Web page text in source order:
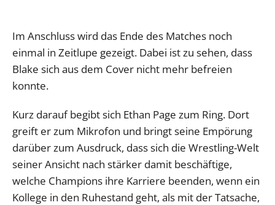
Im Anschluss wird das Ende des Matches noch
einmal in Zeitlupe gezeigt. Dabei ist zu sehen, dass
Blake sich aus dem Cover nicht mehr befreien
konnte.
Kurz darauf begibt sich Ethan Page zum Ring. Dort
greift er zum Mikrofon und bringt seine Empörung
darüber zum Ausdruck, dass sich die Wrestling-Welt
seiner Ansicht nach stärker damit beschäftige,
welche Champions ihre Karriere beenden, wenn ein
Kollege in den Ruhestand geht, als mit der Tatsache,